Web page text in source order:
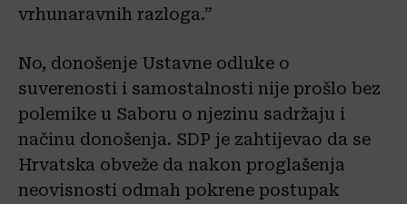
vrhunaravnih razloga.”
No, donošenje Ustavne odluke o
suverenosti i samostalnosti nije prošlo bez
polemike u Saboru o njezinu sadržaju i
načinu donošenja. SDP je zahtijevao da se
Hrvatska obveže da nakon proglašenja
neovisnosti odmah pokrene postupak